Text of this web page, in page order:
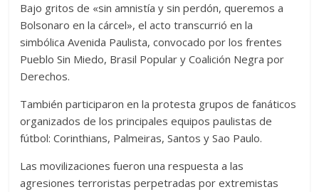
Bajo gritos de «sin amnistía y sin perdón, queremos a
Bolsonaro en la cárcel», el acto transcurrió en la
simbólica Avenida Paulista, convocado por los frentes
Pueblo Sin Miedo, Brasil Popular y Coalición Negra por
Derechos.
También participaron en la protesta grupos de fanáticos
organizados de los principales equipos paulistas de
fútbol: Corinthians, Palmeiras, Santos y Sao Paulo.
Las movilizaciones fueron una respuesta a las
agresiones terroristas perpetradas por extremistas